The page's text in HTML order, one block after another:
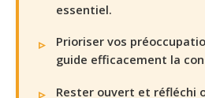
essentiel.
Prioriser vos
guide efficacement la
Rester ouvert et réfléchi